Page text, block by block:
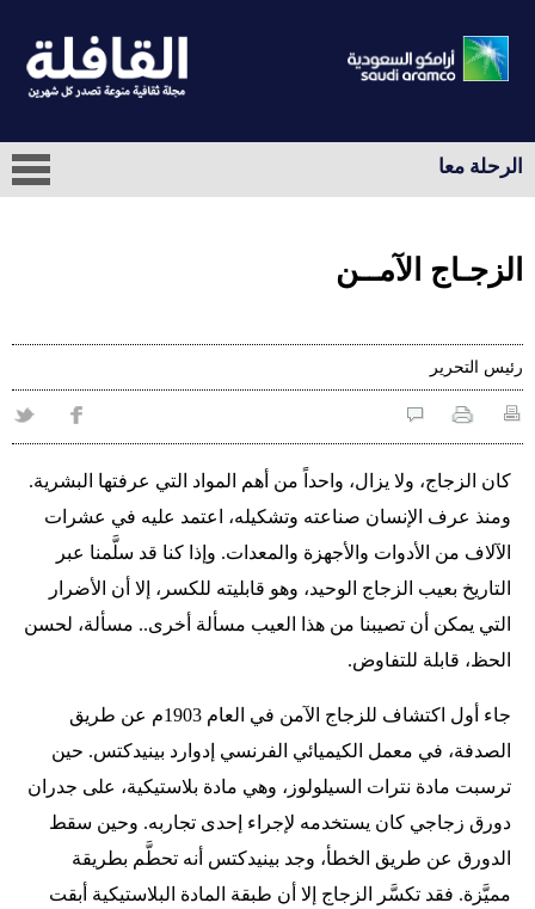
الرحلة معا
الزجـاج الآمــن
رئيس التحرير
كان الزجاج، ولا يزال، واحداً من أهم المواد التي عرفتها البشرية.
ومنذ عرف الإنسان صناعته وتشكيله، اعتمد عليه في عشرات
الآلاف من الأدوات والأجهزة والمعدات. وإذا كنا قد سلَّمنا عبر
التاريخ بعيب الزجاج الوحيد، وهو قابليته للكسر، إلا أن الأضرار
التي يمكن أن تصيبنا من هذا العيب مسألة أخرى.. مسألة، لحسن
الحظ، قابلة للتفاوض.
جاء أول اكتشاف للزجاج الآمن في العام 1903م عن طريق
الصدفة، في معمل الكيميائي الفرنسي إدوارد بينيدكتس. حين
ترسبت مادة نترات السيلولوز، وهي مادة بلاستيكية، على جدران
دورق زجاجي كان يستخدمه لإجراء إحدى تجاربه. وحين سقط
الدورق عن طريق الخطأ، وجد بينيدكتس أنه تحطَّم بطريقة
مميَّزة. فقد تكسَّر الزجاج إلا أن طبقة المادة البلاستيكية أبقت